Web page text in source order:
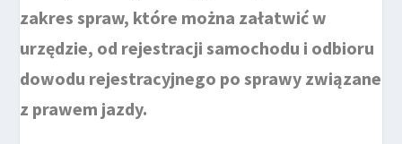
zakres spraw, które można załatwić w
urzędzie, od rejestracji samochodu i odbioru
dowodu rejestracyjnego po sprawy związane
z prawem jazdy.